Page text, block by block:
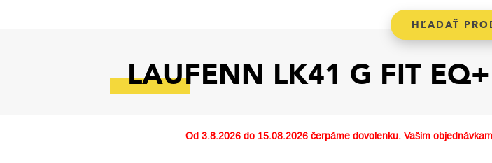
LAUFENN LK41 G FIT
Od 3.8.2026 do 15.08.2026 čerpáme dovolenku. Vašim